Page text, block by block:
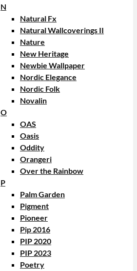
N
Natural Fx
Natural Wallcoverings II
Nature
New Heritage
Newbie Wallpaper
Nordic Elegance
Nordic Folk
Novalin
O
OAS
Oasis
Oddity
Orangeri
Over the Rainbow
P
Palm Garden
Pigment
Pioneer
Pip 2016
PIP 2020
PIP 2023
Poetry